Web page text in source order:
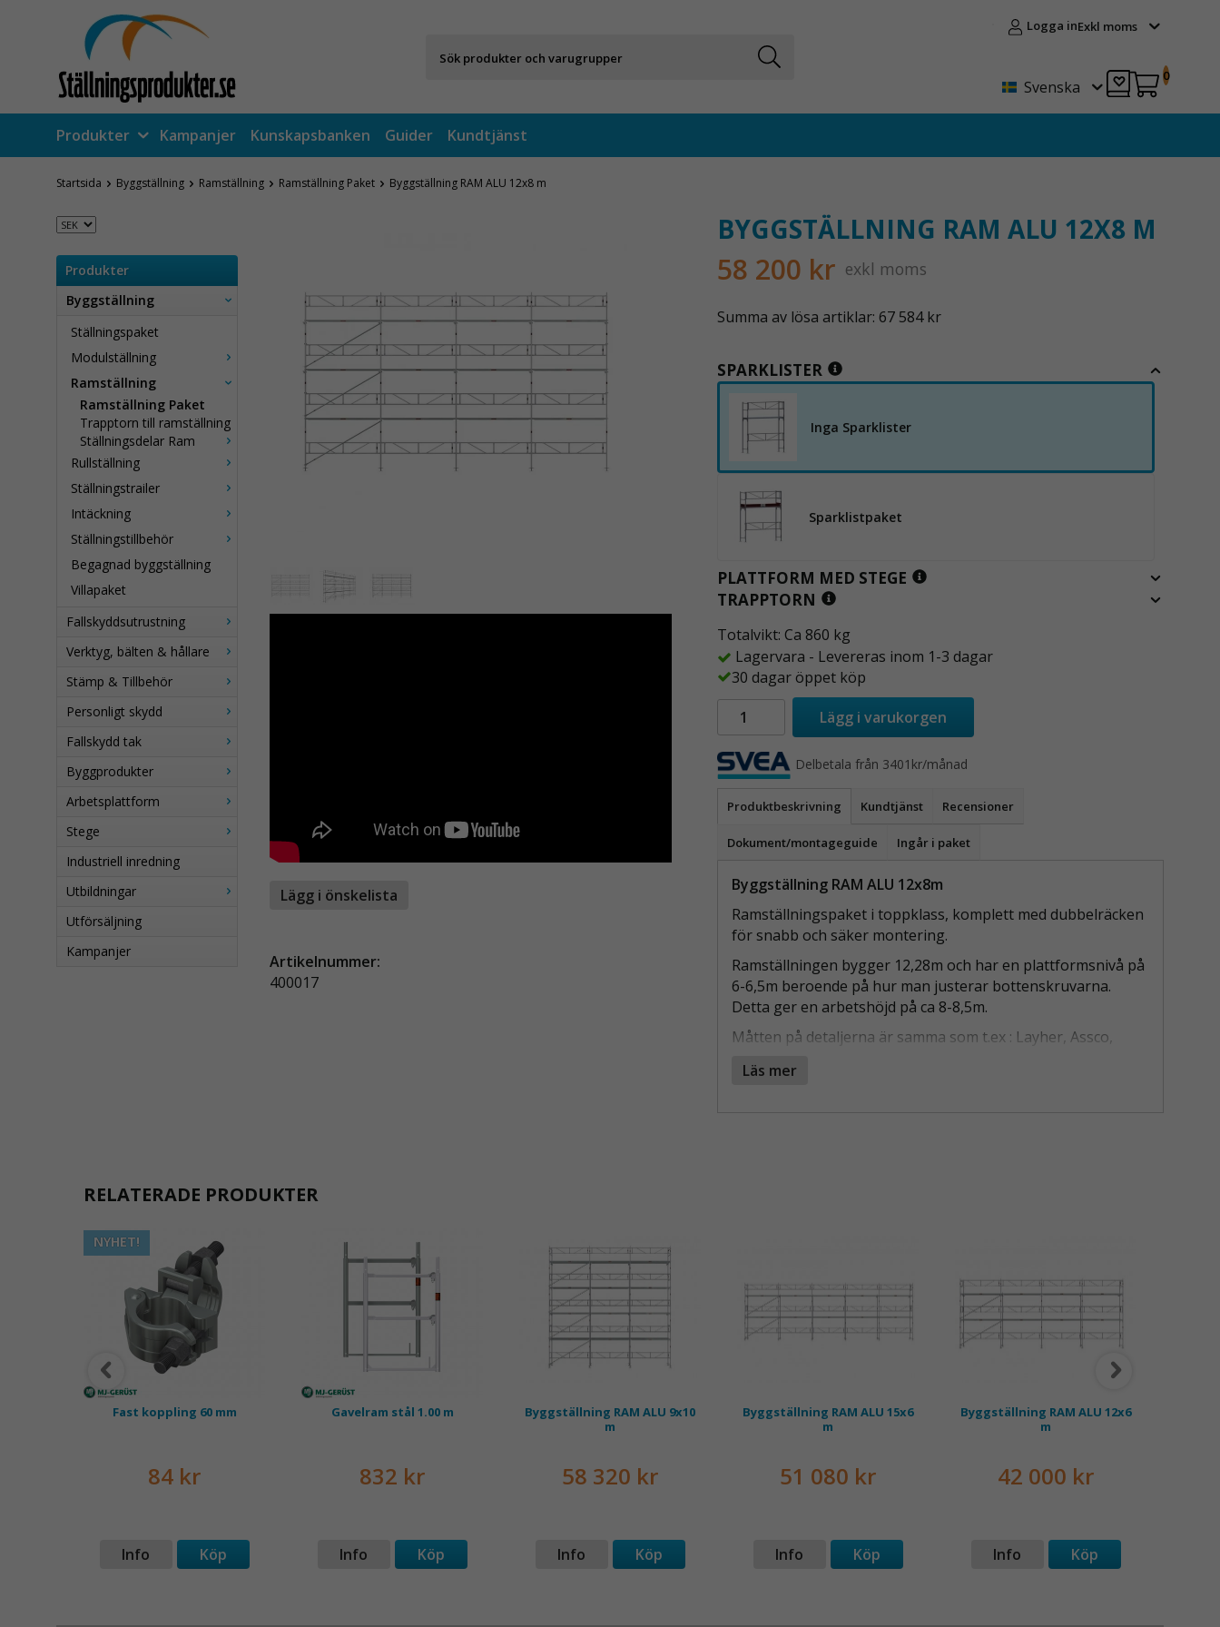
Logga inExkl moms
Svenska
0
Produkter Kampanjer Kunskapsbanken Guider Kundtjänst
Startsida Byggställning Ramställning Ramställning Paket Byggställning RAM ALU 12x8 m
Produkter
Byggställning
Ställningspaket
Modulställning
Ramställning
Ramställning Paket
Trapptorn till ramställning
Ställningsdelar Ram
Rullställning
Ställningstrailer
Intäckning
Ställningstillbehör
Begagnad byggställning
Villapaket
Fallskyddsutrustning
Verktyg, bälten & hållare
Stämp & Tillbehör
Personligt skydd
Fallskydd tak
Byggprodukter
Arbetsplattform
Stege
Industriell inredning
Utbildningar
Utförsäljning
Kampanjer
BYGGSTÄLLNING RAM ALU 12X8 M
58 200 kr exkl moms
Summa av lösa artiklar: 67 584 kr
SPARKLISTER
Inga Sparklister
Sparklistpaket
PLATTFORM MED STEGE
TRAPPTORN
Totalvikt: Ca 860 kg
Lagervara - Levereras inom 1-3 dagar
30 dagar öppet köp
Lägg i varukorgen
Delbetala från 3401kr/månad
Produktbeskrivning Kundtjänst Recensioner
Dokument/montageguide Ingår i paket
Byggställning RAM ALU 12x8m
Ramställningspaket i toppklass, komplett med dubbelräcken
för snabb och säker montering.
Ramställningen bygger 12,28m och har en plattformsnivå på
6-6,5m beroende på hur man justerar bottenskruvarna.
Detta ger en arbetshöjd på ca 8-8,5m.
Måtten på detaljerna är samma som t.ex : Layher, Assco,
Läs mer
Lägg i önskelista
Artikelnummer:
400017
RELATERADE PRODUKTER
NYHET!
Fast koppling 60 mm
84 kr
Info Köp
Gavelram stål 1.00 m
832 kr
Info Köp
Byggställning RAM ALU 9x10
m
58 320 kr
Info Köp
Byggställning RAM ALU 15x6
m
51 080 kr
Info Köp
Byggställning RAM ALU 12x6
m
42 000 kr
Info Köp